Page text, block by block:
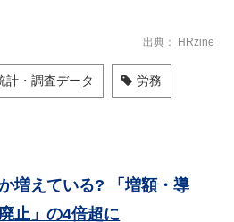
出典 HRzine
計・調査データ 労務
増えている? 「増額・導
止」の4倍超に